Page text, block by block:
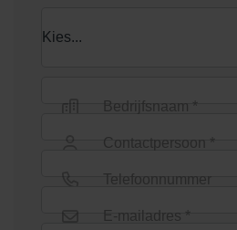
Bedrijfsnaam *
Contactpersoon *
Telefoonnummer
E-mailadres *